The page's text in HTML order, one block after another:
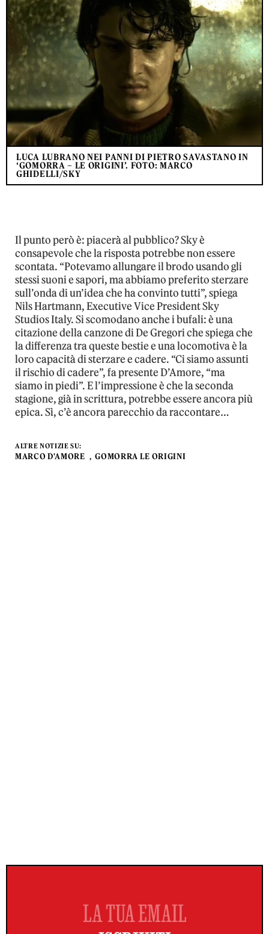
LUCA LUBRANO NEI PANNI DI PIETRO SAVASTANO IN
‘GOMORRA – LE ORIGINI’. FOTO: MARCO
GHIDELLI/SKY
Il punto però è: piacerà al pubblico? Sky è
consapevole che la risposta potrebbe non essere
scontata. “Potevamo allungare il brodo usando gli
stessi suoni e sapori, ma abbiamo preferito sterzare
sull’onda di un’idea che ha convinto tutti”, spiega
Nils Hartmann, Executive Vice President Sky
Studios Italy. Si scomodano anche i bufali: è una
citazione della canzone di De Gregori che spiega che
la differenza tra queste bestie e una locomotiva è la
loro capacità di sterzare e cadere. “Ci siamo assunti
il rischio di cadere”, fa presente D’Amore, “ma
siamo in piedi”. E l’impressione è che la seconda
stagione, già in scrittura, potrebbe essere ancora più
epica. Sì, c’è ancora parecchio da raccontare…
ALTRE NOTIZIE SU:
MARCO D'AMORE GOMORRA LE ORIGINI